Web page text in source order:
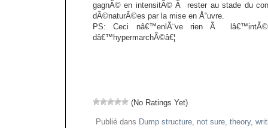
gagnÃ© en intensitÃ© Ã rester au stade du
dÃ©naturÃ©es par la mise en Å“uvre.
PS: Ceci nâ€™enlÃ¨ve rien Ã
dâ€™hypermarchÃ©â€¦
(No Ratings Yet)
Publié dans Dump structure, not sure, theory,